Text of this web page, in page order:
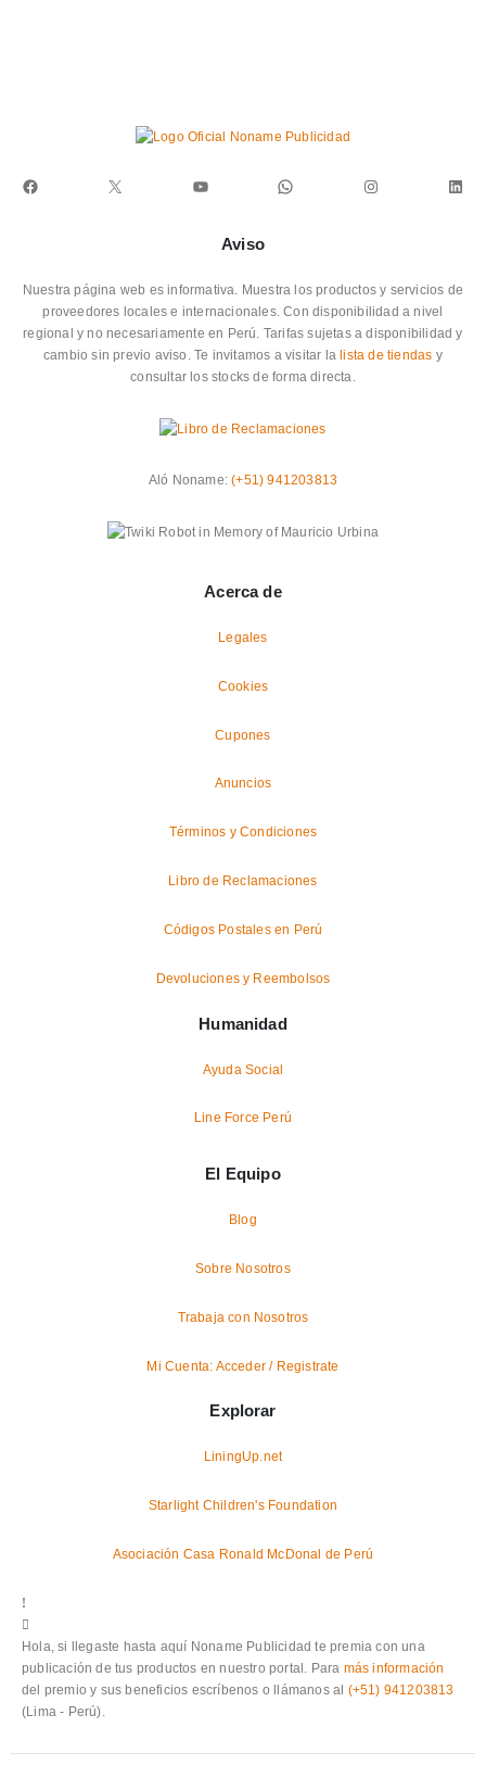
Facebook X YouTube WhatsApp Instagram
Aviso
Nuestra página web es informativa. Muestra los productos y servicios de
proveedores locales e internacionales. Con disponibilidad a nivel
regional y no necesariamente en Perú. Tarifas sujetas a disponibilidad y
cambio sin previo aviso. Te invitamos a visitar lalista de tiendas y
consultar los stocks de forma directa.
Aló Noname:(+51) 941203813
Acerca de
Legales
Cookies
Cupones
Anuncios
Términos y Condiciones
Libro de Reclamaciones
Códigos Postales en Perú
Devoluciones y Reembolsos
Humanidad
Ayuda Social
Line Force Perú
El Equipo
Blog
Sobre Nosotros
Trabaja con Nosotros
Mi Cuenta: Acceder / Registrate
Explorar
LiningUp.net
Starlight Children's Foundation
Asociación Casa Ronald McDonal de Perú
Hola, si llegaste hasta aquí Noname Publicidad te premia con una
publicación de tus productos en nuestro portal. Para más información
del premio y sus beneficios escríbenos o llámanos al (+51) 941203813
(Lima - Perú).